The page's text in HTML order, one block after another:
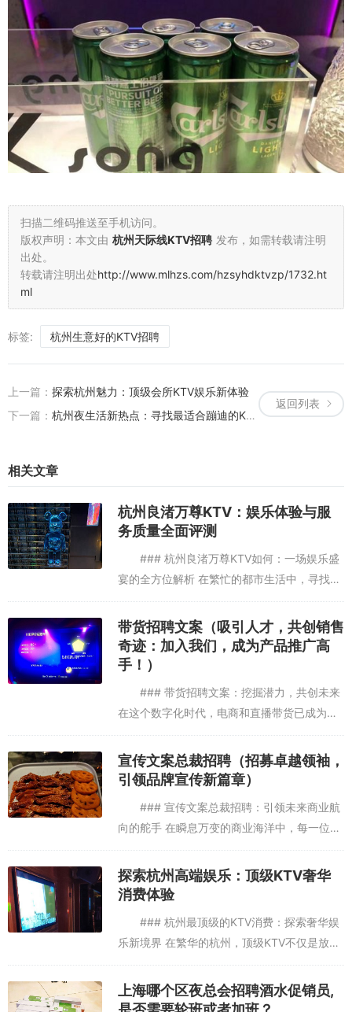
扫描二维码推送至手机访问。
版权声明：本文由 杭州天际线KTV招聘 发布，如需转载请注明
出处。
转载请注明出处http://www.mlhzs.com/hzsyhdktvzp/1732.ht
ml
标签: 杭州生意好的KTV招聘
返回列表
上一篇： 探索杭州魅力：顶级会所KTV娱乐新体验
下一篇： 杭州夜生活新热点：寻找最适合蹦迪的KTV场所
相关文章
杭州良渚万尊KTV：娱乐体验与服
务质量全面评测
### 杭州良渚万尊KTV如何：一场娱乐盛
宴的全方位解析 在繁忙的都市生活中，寻找一
处既能放松身心又能享受音乐与欢聚的场所，
成为了许多人的追求。杭州，这座历史悠久而
又充满活力的城市，...
带货招聘文案（吸引人才，共创销售
奇迹：加入我们，成为产品推广高
手！）
### 带货招聘文案：挖掘潜力，共创未来
在这个数字化时代，电商和直播带货已成为推
动消费市场的重要力量。而作为这一领域的佼
佼者，我们深知人才是成功的关键。因此，我
们特别推出“带货招聘...
宣传文案总裁招聘（招募卓越领袖，
引领品牌宣传新篇章）
### 宣传文案总裁招聘：引领未来商业航
向的舵手 在瞬息万变的商业海洋中，每一位领
航者都渴望找到那位能够引领企业破浪前行、
开创未来的**宣传文案总裁**。这不仅仅是一
个职位的招募，更...
探索杭州高端娱乐：顶级KTV奢华
消费体验
### 杭州最顶级的KTV消费：探索奢华娱
乐新境界 在繁华的杭州，顶级KTV不仅是放松
娱乐的绝佳去处，更是社交与品味的展示平
台。本文将带您深入了解杭州最顶级的KTV消
费体验，从环境、...
上海哪个区夜总会招聘酒水促销员,